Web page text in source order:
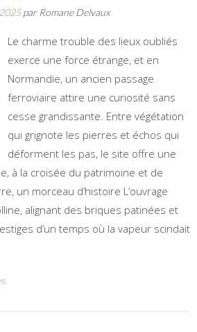
par Romane Delvaux
Le charme trouble des lieux oubliés
exerce une force étrange, et en
Normandie, un ancien passage
ferroviaire attire une curiosité sans
cesse grandissante. Entre végétation
qui grignote les pierres et échos qui
déforment les pas, le site offre une
à la croisée du patrimoine et de
un morceau d’histoire L’ouvrage
alignant des briques patinées et
d’un temps où la vapeur scindait